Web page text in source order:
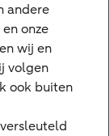
andere
onze
wij en
volgen
ook buiten